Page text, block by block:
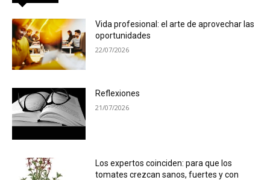
Vida profesional: el arte de aprovechar las
oportunidades
22/07/2026
Reflexiones
21/07/2026
Los expertos coinciden: para que los
tomates crezcan sanos, fuertes y con